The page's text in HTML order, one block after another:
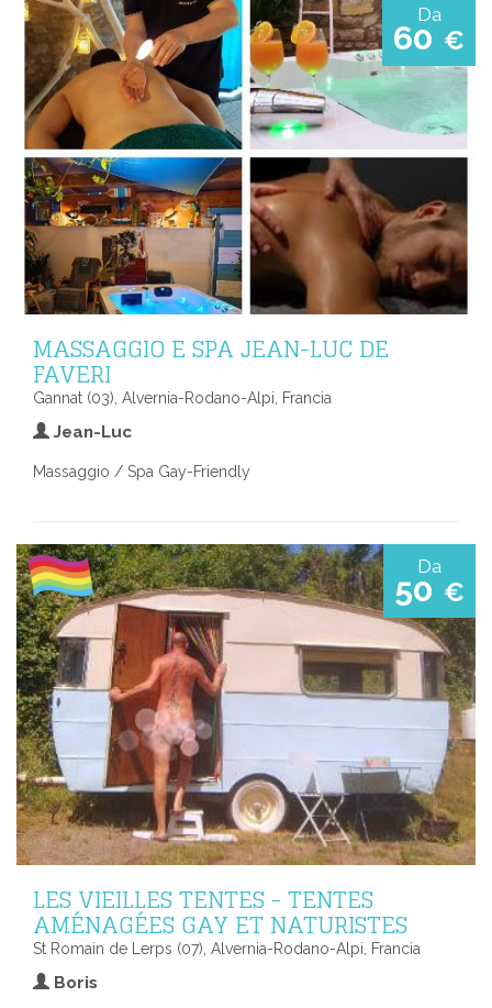
Da
60 €
MASSAGGIO E SPA JEAN-LUC DE
FAVERI
Gannat (03), Alvernia-Rodano-Alpi, Francia
Jean-Luc
Massaggio / Spa Gay-Friendly
Da
50 €
LES VIEILLES TENTES - TENTES
AMÉNAGÉES GAY ET NATURISTES
St Romain de Lerps (07), Alvernia-Rodano-Alpi, Francia
Boris